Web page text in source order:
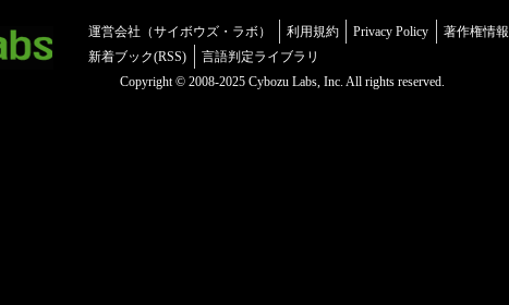
運営会社（サイボウズ・ラボ） 利用規約 Privacy Policy 著作権情報
新着ブック(RSS)
言語判定ライブラリ
Copyright © 2008-2025 Cybozu Labs, Inc. All rights reserved.